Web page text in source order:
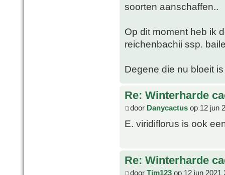
soorten aanschaffen..
Op dit moment heb ik
reichenbachii ssp.
Degene die nu bloeit
Re: Winterharde
door Danycactus op 12 jun
E. viridiflorus is ook
Re: Winterharde
door Tim123 op 12 jun 2021